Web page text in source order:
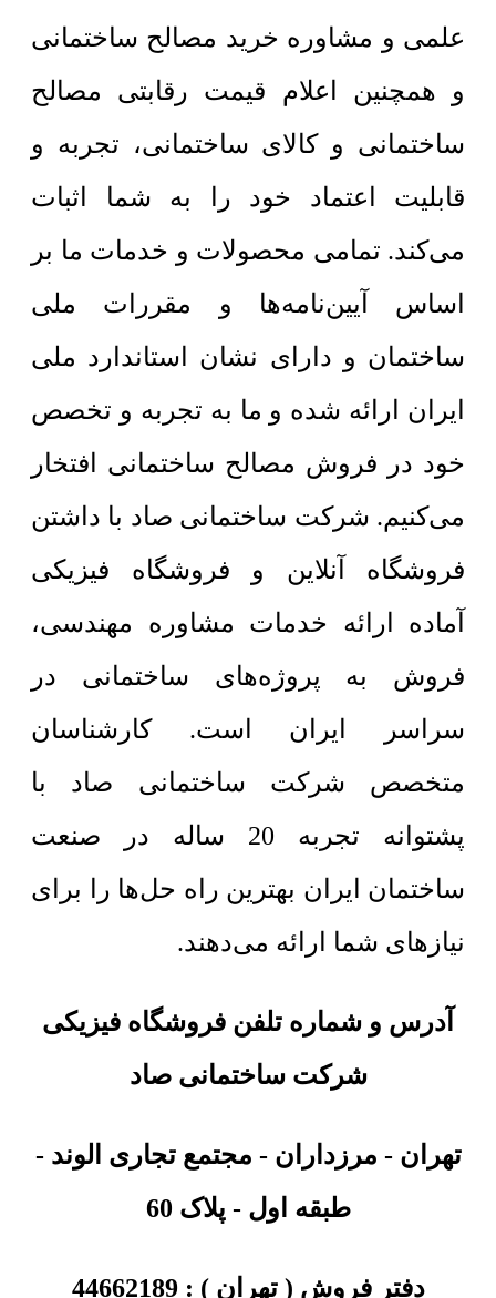
علمی و مشاوره خرید مصالح ساختمانی
و همچنین اعلام قیمت رقابتی مصالح
ساختمانی و کالای ساختمانی، تجربه و
قابلیت اعتماد خود را به شما اثبات
می‌کند. تمامی محصولات و خدمات ما بر
اساس آیین‌نامه‌ها و مقررات ملی
ساختمان و دارای نشان استاندارد ملی
ایران ارائه شده و ما به تجربه و تخصص
خود در فروش مصالح ساختمانی افتخار
می‌کنیم. شرکت ساختمانی صاد با داشتن
فروشگاه آنلاین و فروشگاه فیزیکی
آماده ارائه خدمات مشاوره مهندسی،
فروش به پروژه‌های ساختمانی در
سراسر ایران است. کارشناسان
متخصص شرکت ساختمانی صاد با
پشتوانه تجربه 20 ساله در صنعت
ساختمان ایران بهترین راه حل‌ها را برای
نیازهای شما ارائه می‌دهند.
آدرس و شماره تلفن فروشگاه فیزیکی
شرکت ساختمانی صاد
تهران - مرزداران - مجتمع تجاری الوند -
طبقه اول - پلاک 60
دفتر فروش ( تهران ) :44662189